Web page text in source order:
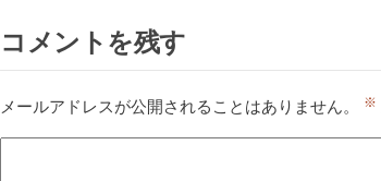
コメントを残す
メールアドレスが公開されることはありません。 ※